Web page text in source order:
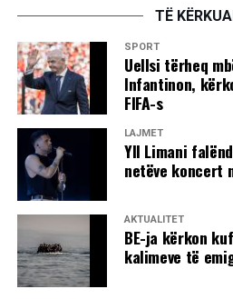
TË
SPORT
Uellsi tërheq
Infantinon,
FIFA-s
LAJMET
Yll Limani
netëve koncert
AKTUALITET
BE-ja kërkon
kalimeve të